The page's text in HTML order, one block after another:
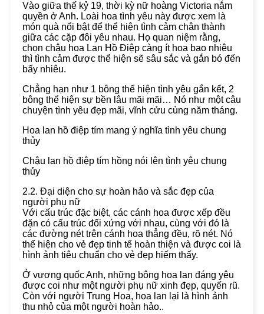
Vào giữa thế kỷ 19, thời kỳ nữ hoàng Victoria nắm
quyền ở Anh. Loài hoa tình yêu này được xem là
món quà nổi bật để thể hiện tình cảm chân thành
giữa các cặp đôi yêu nhau. Họ quan niệm rằng,
chọn chậu hoa Lan Hồ Điệp càng ít hoa bao nhiêu
thì tình cảm được thể hiện sẽ sâu sắc và gắn bó đến
bấy nhiêu.
Chẳng hạn như 1 bông thể hiện tình yêu gắn kết, 2
bông thể hiện sự bền lâu mãi mãi… Nó như một câu
chuyện tình yêu đẹp mãi, vĩnh cửu cùng năm tháng.
Hoa lan hồ điệp tím mang ý nghĩa tình yêu chung
thủy
Chậu lan hồ điệp tím hồng nói lên tình yêu chung
thủy
2.2. Đại diện cho sự hoàn hảo và sắc đẹp của
người phụ nữ
Với cấu trúc đặc biệt, các cánh hoa được xếp đều
đặn có cấu trúc đối xứng với nhau, cùng với đó là
các đường nét trên cánh hoa thẳng đều, rõ nét. Nó
thể hiện cho vẻ đẹp tinh tế hoàn thiện và được coi là
hình ảnh tiêu chuẩn cho vẻ đẹp hiếm thấy.
Ở vương quốc Anh, những bông hoa lan đáng yêu
được coi như một người phụ nữ xinh đẹp, quyến rũ.
Còn với người Trung Hoa, hoa lan lại là hình ảnh
thu nhỏ của một người hoàn hảo..